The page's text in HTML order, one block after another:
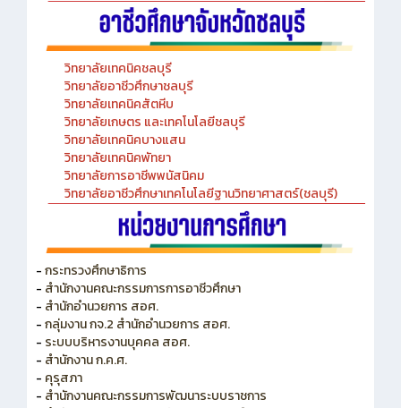
วิทยาลัยเทคนิคชลบุรี
วิทยาลัยอาชีวศึกษาชลบุรี
วิทยาลัยเทคนิคสัตหีบ
วิทยาลัยเกษตร และเทคโนโลยีชลบุรี
วิทยาลัยเทคนิคบางแสน
วิทยาลัยเทคนิคพัทยา
วิทยาลัยการอาชีพพนัสนิคม
วิทยาลัยอาชีวศึกษาเทคโนโลยีฐานวิทยาศาสตร์(ชลบุรี)
- กระทรวงศึกษาธิการ
- สำนักงานคณะกรรมการการอาชีวศึกษา
- สำนักอำนวยการ สอศ.
- กลุ่มงาน กจ.2 สำนักอำนวยการ สอศ.
- ระบบบริหารงานบุคคล สอศ.
- สำนักงาน ก.ค.ศ.
- คุรุสภา